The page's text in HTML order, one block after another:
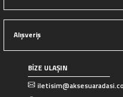
Alışveriş
BİZE ULAŞIN